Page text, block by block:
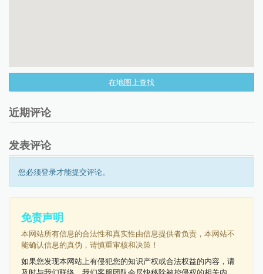
在地图上查找
近期评论
发表评论
您必须登录才能提交评论。
免责声明
本网站所有信息的合法性和真实性由信息提供者负责，本网站不
能确认信息的真伪，请慎重审核和决策！
如果您发现本网站上有侵犯您的知识产权或合法权益的内容，请
及时与我们联络，我们客服团队会尽快移除被控侵权的相关内